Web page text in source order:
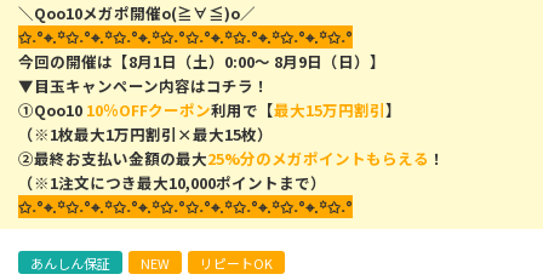
＼Qoo10メガポ開催o(≧∀≦)o／
✩˖°⌖.꙳✩˖°⌖.꙳✩˖°⌖.꙳✩˖°✩˖°⌖.꙳✩˖°⌖.꙳✩˖°⌖.꙳✩˖°
今回の開催は【8月1日（土）0:00～ 8月9日（日）】
▼目玉キャンペーン内容はコチラ！
①Qoo10 10％OFFクーポン利用で【最大15万円割引】
（※1枚最大1万円割引×最大15枚）
②最終お支払い金額の最大25%分のメガポイントもらえる ！
（※1注文につき最大10,000ポイントまで）
✩˖°⌖.꙳✩˖°⌖.꙳✩˖°⌖.꙳✩˖°✩˖°⌖.꙳✩˖°⌖.꙳✩˖°⌖.꙳✩˖°
あんしん保証 NEW リピートOK